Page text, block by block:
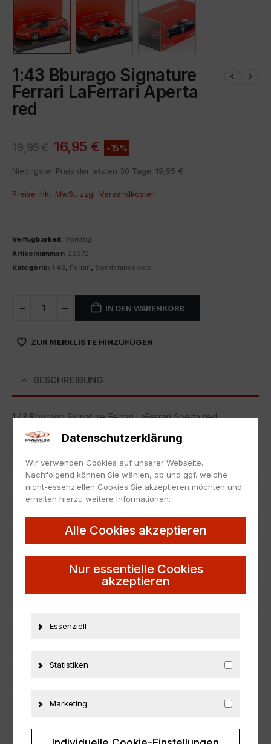
1:43 Bburago Signature
Ferrari LaFerrari Aperta
red
19,95€ 16,95 € -15%
Niedrigster Preis der letzten 30 Tage: 19,95 €
Preise inkl. MwSt. zzgl. Versandkosten
Verfügbarkeit: Vorrätig
Artikelnummer: 22672
Kategorie: 1:43, Ferrari, Sonderangebote
IN DEN WARENKORB
ZUR MERKLISTE HINZUFÜGEN
BESCHREIBUNG
1:43 Bburago Signature Ferrari LaFerrari Aperta red
Neu in Originalverpackung.
NEW with box.
Artikelnummer 22672
Bburago
Neu
Datenschutzerklärung
Wir verwenden Cookies auf unserer Webseite.
Nachfolgend können Sie wählen, ob und ggf. welche
nicht-essenziellen Cookies Sie akzeptieren möchten und
erhalten hierzu weitere Informationen.
Alle Cookies akzeptieren
Nur essentielle Cookies
akzeptieren
Essenziell
Statistiken
Marketing